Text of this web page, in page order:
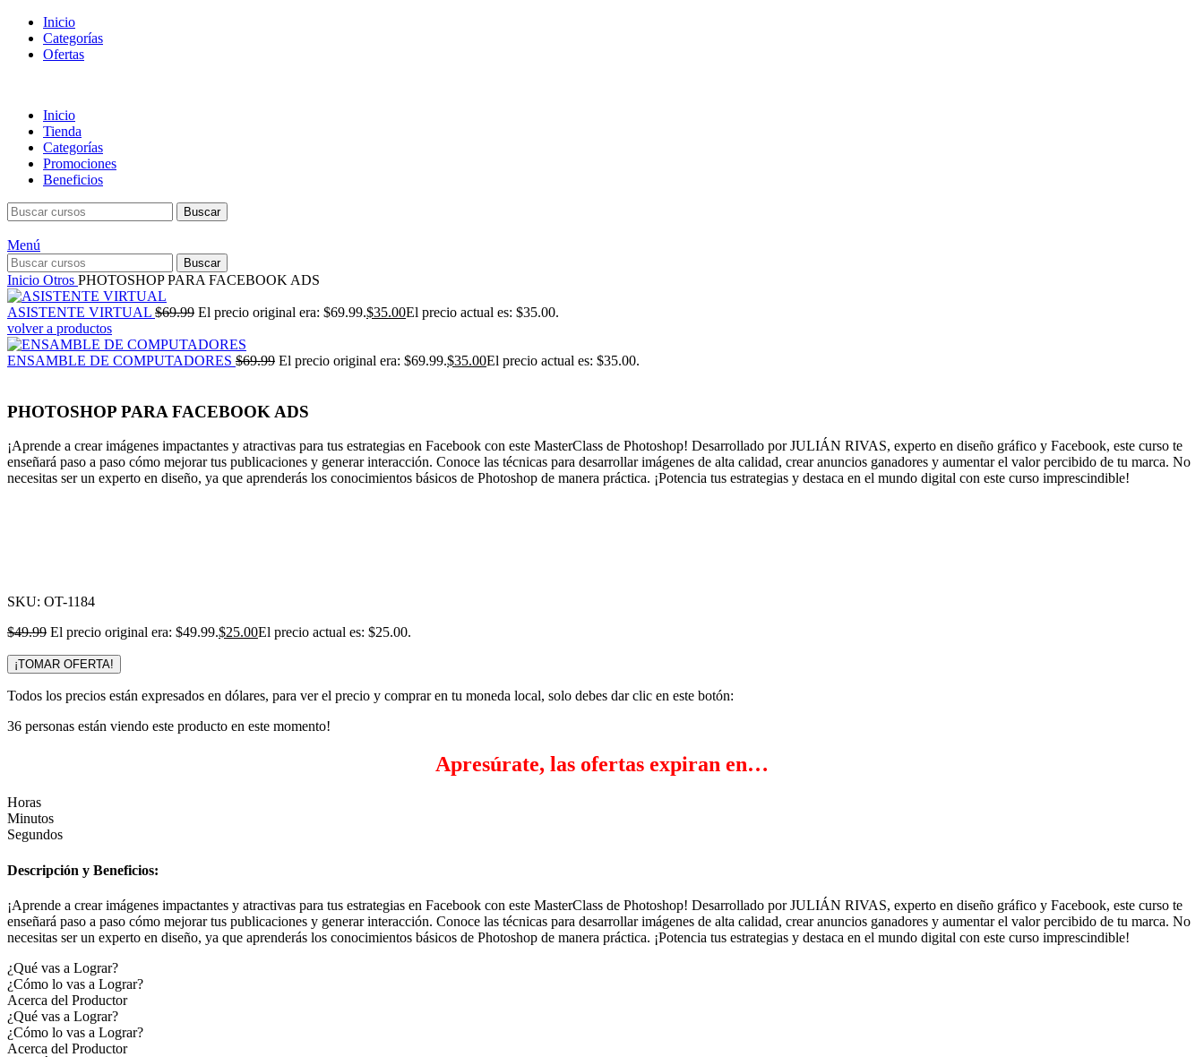
Inicio
Categorías
Ofertas
Inicio
Tienda
Categorías
Promociones
Beneficios
Buscar
Menú
Buscar
Inicio Otros PHOTOSHOP PARA FACEBOOK ADS
ASISTENTE VIRTUAL $69.99 El precio original era: $69.99.$35.00El precio actual es: $35.00.
volver a productos
ENSAMBLE DE COMPUTADORES $69.99 El precio original era: $69.99.$35.00El precio actual es: $35.00.
PHOTOSHOP PARA FACEBOOK ADS
¡Aprende a crear imágenes impactantes y atractivas para tus estrategias en Facebook con este MasterClass de Photoshop! Desarrollado por JULIÁN RIVAS, experto en diseño gráfico y Facebook, este curso te
enseñará paso a paso cómo mejorar tus publicaciones y generar interacción. Conoce las técnicas para desarrollar imágenes de alta calidad, crear anuncios ganadores y aumentar el valor percibido de tu marca. No
necesitas ser un experto en diseño, ya que aprenderás los conocimientos básicos de Photoshop de manera práctica. ¡Potencia tus estrategias y destaca en el mundo digital con este curso imprescindible!
SKU: OT-1184
$49.99 El precio original era: $49.99.$25.00El precio actual es: $25.00.
¡TOMAR OFERTA!
Todos los precios están expresados en dólares, para ver el precio y comprar en tu moneda local, solo debes dar clic en este botón:
36 personas están viendo este producto en este momento!
Apresúrate, las ofertas expiran en…
Horas
Minutos
Segundos
Descripción y Beneficios:
¡Aprende a crear imágenes impactantes y atractivas para tus estrategias en Facebook con este MasterClass de Photoshop! Desarrollado por JULIÁN RIVAS, experto en diseño gráfico y Facebook, este curso te
enseñará paso a paso cómo mejorar tus publicaciones y generar interacción. Conoce las técnicas para desarrollar imágenes de alta calidad, crear anuncios ganadores y aumentar el valor percibido de tu marca. No
necesitas ser un experto en diseño, ya que aprenderás los conocimientos básicos de Photoshop de manera práctica. ¡Potencia tus estrategias y destaca en el mundo digital con este curso imprescindible!
¿Qué vas a Lograr?
¿Cómo lo vas a Lograr?
Acerca del Productor
¿Qué vas a Lograr?
¿Cómo lo vas a Lograr?
Acerca del Productor